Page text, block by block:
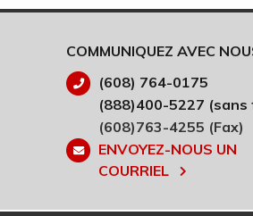
COMMUNIQUEZ AVEC
(608) 764-0175
(888)400-5227 (sans
(608)763-4255 (Fax)
ENVOYEZ-NOUS UN
COURRIEL